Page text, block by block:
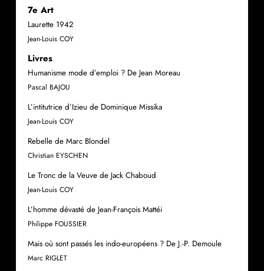
7e Art
Laurette 1942
Jean-Louis COY
Livres
Humanisme mode d’emploi ? De Jean Moreau
Pascal BAJOU
L’intitutrice d’Izieu de Dominique Missika
Jean-Louis COY
Rebelle de Marc Blondel
Christian EYSCHEN
Le Tronc de la Veuve de Jack Chaboud
Jean-Louis COY
L’homme dévasté de Jean-François Mattéi
Philippe FOUSSIER
Mais où sont passés les indo-européens ? De J.-P. Demoule
Marc RIGLET